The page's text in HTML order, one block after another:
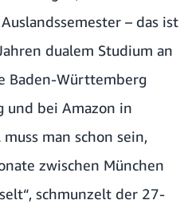
– das ist
dualem Studium an
Baden-Württemberg
und bei Amazon in
man schon sein,
zwischen München
schmunzelt der 27-